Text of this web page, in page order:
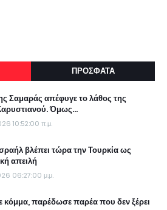
ΠΡΟΣΦΑΤΑ
Σαμαράς απέφυγε το λάθος της
Όμως...
10:52:00 π.μ.
βλέπει τώρα την Τουρκία ως
απειλή
06:27:00 μ.μ.
κόμμα, παρέδωσε παρέα που δεν ξέρει